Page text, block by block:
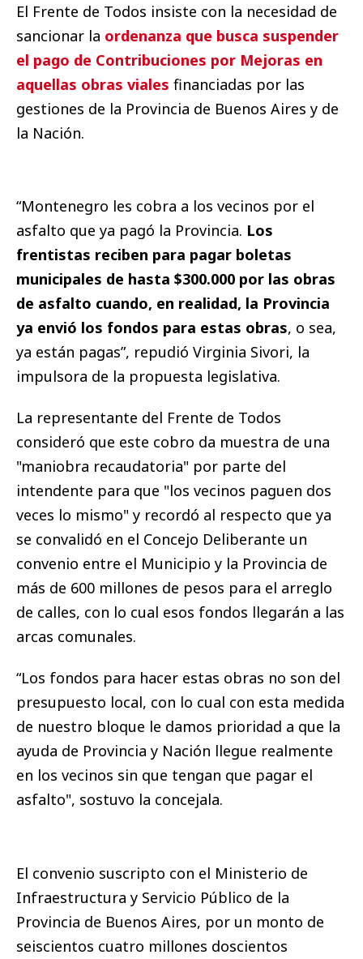
El Frente de Todos insiste con la necesidad de
sancionar la ordenanza que busca suspender
el pago de Contribuciones por Mejoras en
aquellas obras viales financiadas por las
gestiones de la Provincia de Buenos Aires y de
la Nación.
“Montenegro les cobra a los vecinos por el
asfalto que ya pagó la Provincia. Los
frentistas reciben para pagar boletas
municipales de hasta $300.000 por las obras
de asfalto cuando, en realidad, la Provincia
ya envió los fondos para estas obras, o sea,
ya están pagas”, repudió Virginia Sivori, la
impulsora de la propuesta legislativa.
La representante del Frente de Todos
consideró que este cobro da muestra de una
"maniobra recaudatoria" por parte del
intendente para que "los vecinos paguen dos
veces lo mismo" y recordó al respecto que ya
se convalidó en el Concejo Deliberante un
convenio entre el Municipio y la Provincia de
más de 600 millones de pesos para el arreglo
de calles, con lo cual esos fondos llegarán a las
arcas comunales.
“Los fondos para hacer estas obras no son del
presupuesto local, con lo cual con esta medida
de nuestro bloque le damos prioridad a que la
ayuda de Provincia y Nación llegue realmente
en los vecinos sin que tengan que pagar el
asfalto", sostuvo la concejala.
El convenio suscripto con el Ministerio de
Infraestructura y Servicio Público de la
Provincia de Buenos Aires, por un monto de
seiscientos cuatro millones doscientos